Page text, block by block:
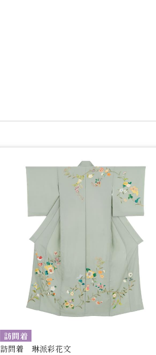
訪問着
訪問着 琳派彩花文